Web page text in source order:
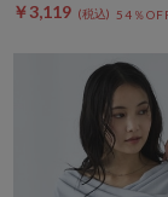
￥3,119 54％